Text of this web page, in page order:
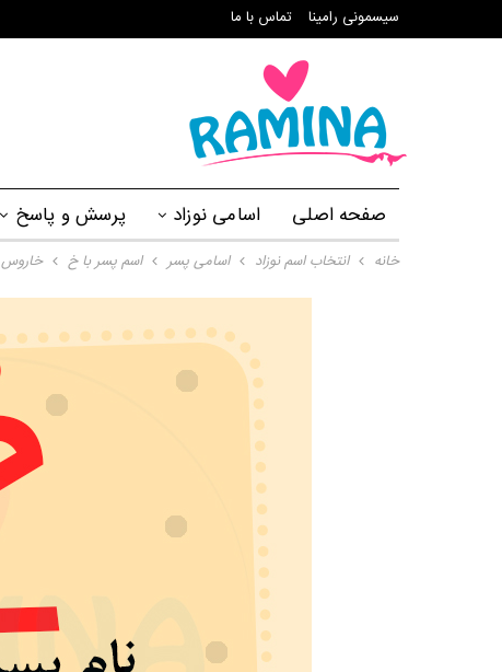
سیسمونی رامینا تماس با ما
صفحه اصلی اسامی نوزاد پرسش و پاسخ
خانه انتخاب اسم نوزاد اسامی پسر اسم پسر با خ خاروس